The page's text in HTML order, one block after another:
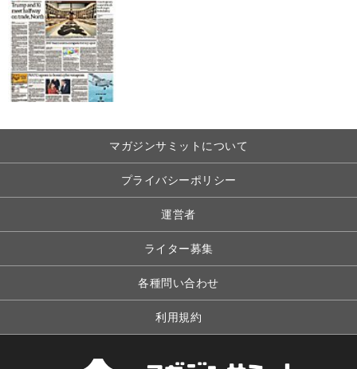
マガジンサミットについて
プライバシーポリシー
運営者
ライター募集
各種問い合わせ
利用規約